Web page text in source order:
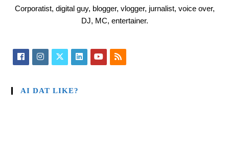
Corporatist, digital guy, blogger, vlogger, jurnalist, voice over,
DJ, MC, entertainer.
AI DAT LIKE?